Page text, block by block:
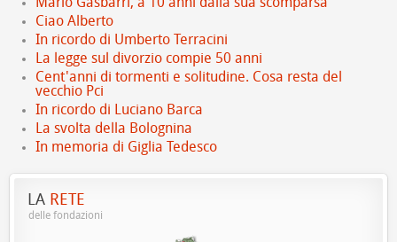
Ciao Alberto
In ricordo di Umberto Terracini
La legge sul divorzio compie 50 anni
Cent'anni di tormenti e solitudine. Cosa resta del
vecchio Pci
In ricordo di Luciano Barca
La svolta della Bolognina
In memoria di Giglia Tedesco
LA RETE
delle fondazioni